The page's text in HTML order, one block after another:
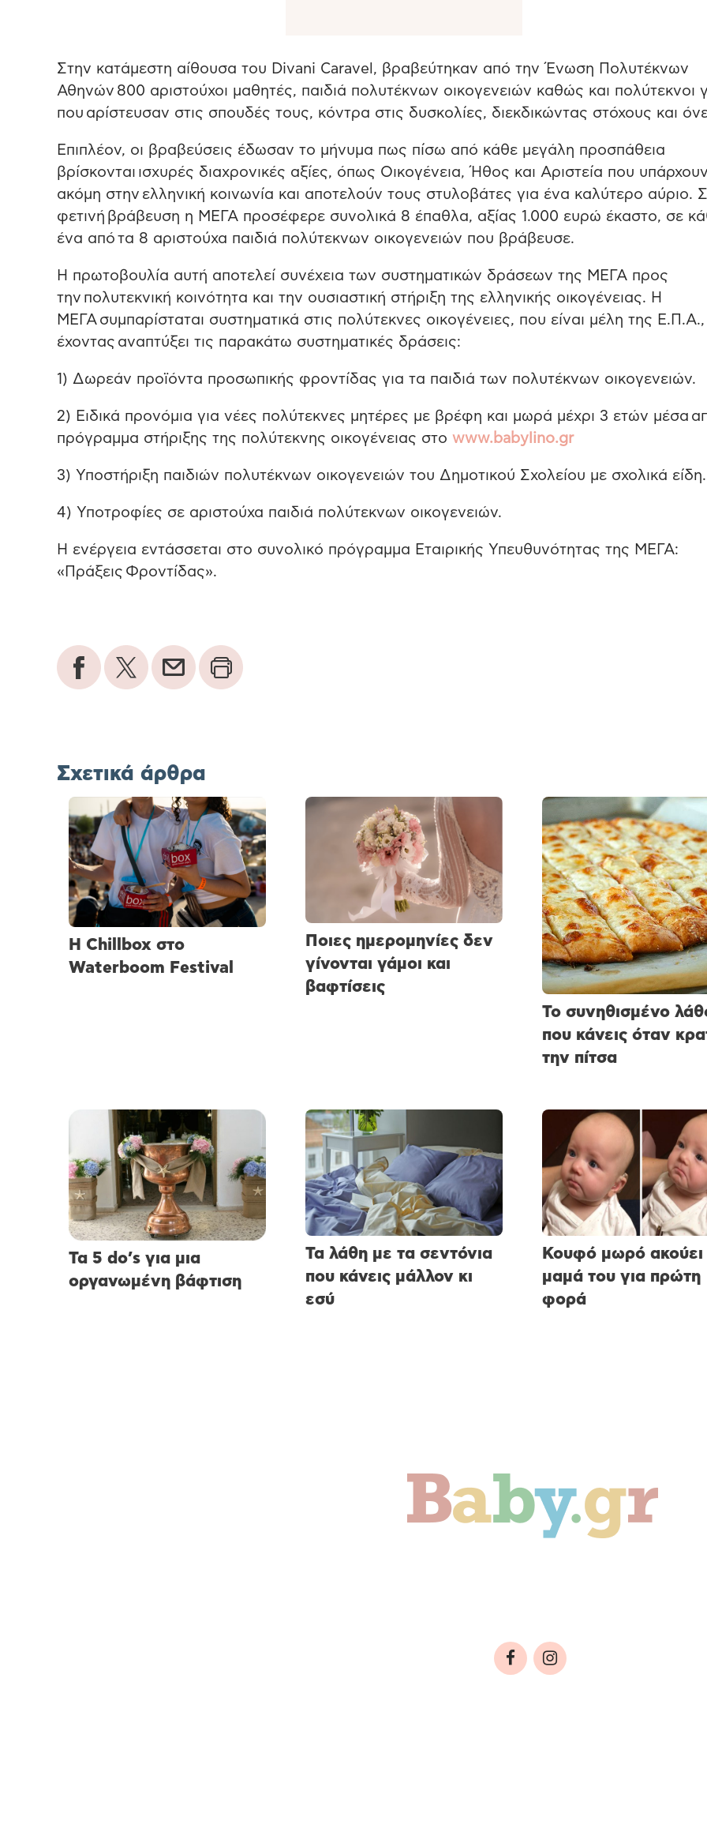
Στην κατάμεστη αίθουσα του Divani Caravel, βραβεύτηκαν από την Ένωση Πολυτέκνων
Αθηνών 800 αριστούχοι μαθητές, παιδιά πολυτέκνων οικογενειών καθώς και πολύτεκνοι
που αρίστευσαν στις σπουδές τους, κόντρα στις δυσκολίες, διεκδικώντας στόχους και
Επιπλέον, οι βραβεύσεις έδωσαν το μήνυμα πως πίσω από κάθε μεγάλη προσπάθεια
βρίσκονται ισχυρές διαχρονικές αξίες, όπως Οικογένεια, Ήθος και Αριστεία που
ακόμη στην ελληνική κοινωνία και αποτελούν τους στυλοβάτες για ένα καλύτερο αύριο.
φετινή βράβευση η ΜΕΓΑ προσέφερε συνολικά 8 έπαθλα, αξίας 1.000 ευρώ έκαστο, σε
ένα από τα 8 αριστούχα παιδιά πολύτεκνων οικογενειών που βράβευσε.
Η πρωτοβουλία αυτή αποτελεί συνέχεια των συστηματικών δράσεων της ΜΕΓΑ προς
την πολυτεκνική κοινότητα και την ουσιαστική στήριξη της ελληνικής οικογένειας. Η
ΜΕΓΑ συμπαρίσταται συστηματικά στις πολύτεκνες οικογένειες, που είναι μέλη της Ε.Π.Α.,
έχοντας αναπτύξει τις παρακάτω συστηματικές δράσεις:
1) Δωρεάν προϊόντα προσωπικής φροντίδας για τα παιδιά των πολυτέκνων οικογενειών.
2) Ειδικά προνόμια για νέες πολύτεκνες μητέρες με βρέφη και μωρά μέχρι 3 ετών μέσα
πρόγραμμα στήριξης της πολύτεκνης οικογένειας στο www.babylino.gr
3) Υποστήριξη παιδιών πολυτέκνων οικογενειών του Δημοτικού Σχολείου με σχολικά είδη.
4) Υποτροφίες σε αριστούχα παιδιά πολύτεκνων οικογενειών.
Η ενέργεια εντάσσεται στο συνολικό πρόγραμμα Εταιρικής Υπευθυνότητας της ΜΕΓΑ:
«Πράξεις Φροντίδας».
Σχετικά άρθρα
H Chillbox στο
Waterboom Festival
Ποιες ημερομηνίες δεν
γίνονται γάμοι και
βαφτίσεις
Το συνηθισμένο
που κάνεις όταν
την πίτσα
Τα 5 do’s για μια
οργανωμένη βάφτιση
Τα λάθη με τα σεντόνια
που κάνεις μάλλον κι
εσύ
Κουφό μωρό ακούει
μαμά του για πρώτη
φορά